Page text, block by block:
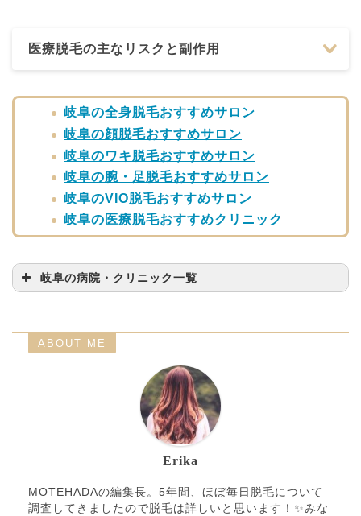
医療脱毛の主なリスクと副作用
岐阜の全身脱毛おすすめサロン
岐阜の顔脱毛おすすめサロン
岐阜のワキ脱毛おすすめサロン
岐阜の腕・足脱毛おすすめサロン
岐阜のVIO脱毛おすすめサロン
岐阜の医療脱毛おすすめクリニック
岐阜の病院・クリニック一覧
エミナルクリニック 岐
阜院
湘南美容クリニック 岐
0120-541-470
TCB東京中央美容外科
0120-569-417
ABOUT ME
Erika
MOTEHADAの編集長。5年間、ほぼ毎日脱毛について
調査してきましたので脱毛は詳しいと思います！✨みな